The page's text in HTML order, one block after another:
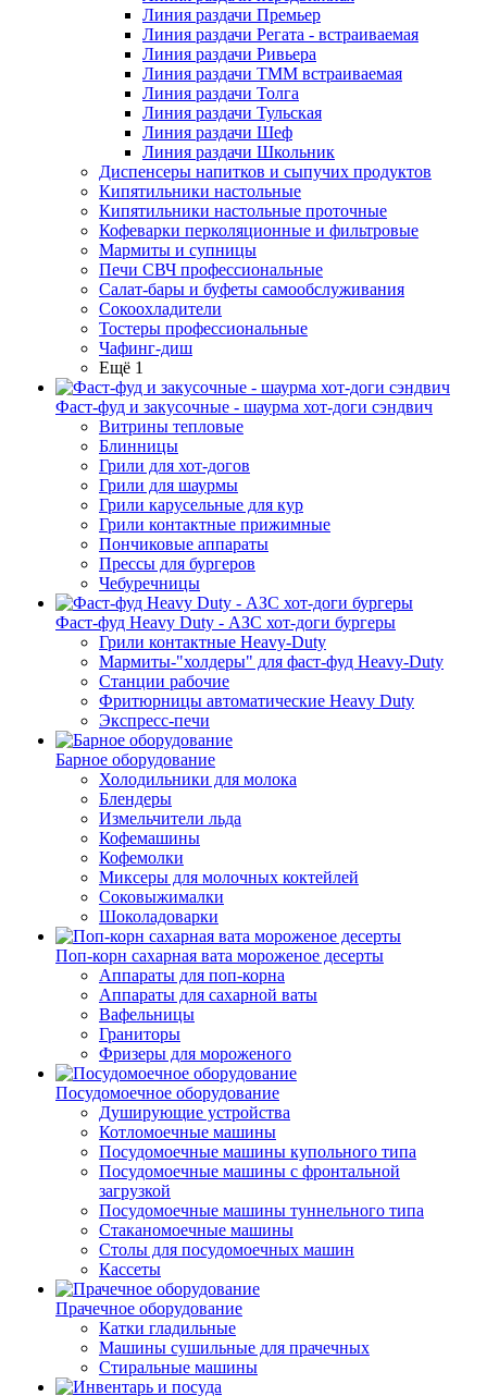
Линия раздачи Премьер
Линия раздачи Регата - встраиваемая
Линия раздачи Ривьера
Линия раздачи ТММ встраиваемая
Линия раздачи Толга
Линия раздачи Тульская
Линия раздачи Шеф
Линия раздачи Школьник
Диспенсеры напитков и сыпучих продуктов
Кипятильники настольные
Кипятильники настольные проточные
Кофеварки перколяционные и фильтровые
Мармиты и супницы
Печи СВЧ профессиональные
Салат-бары и буфеты самообслуживания
Сокоохладители
Тостеры профессиональные
Чафинг-диш
Ещё 1
Фаст-фуд и закусочные - шаурма хот-доги сэндвич
Витрины тепловые
Блинницы
Грили для хот-догов
Грили для шаурмы
Грили карусельные для кур
Грили контактные прижимные
Пончиковые аппараты
Прессы для бургеров
Чебуречницы
Фаст-фуд Heavy Duty - АЗС хот-доги бургеры
Грили контактные Heavy-Duty
Мармиты-"холдеры" для фаст-фуд Heavy-Duty
Станции рабочие
Фритюрницы автоматические Heavy Duty
Экспресс-печи
Барное оборудование
Холодильники для молока
Блендеры
Измельчители льда
Кофемашины
Кофемолки
Миксеры для молочных коктейлей
Соковыжималки
Шоколадоварки
Поп-корн сахарная вата мороженое десерты
Аппараты для поп-корна
Аппараты для сахарной ваты
Вафельницы
Граниторы
Фризеры для мороженого
Посудомоечное оборудование
Душирующие устройства
Котломоечные машины
Посудомоечные машины купольного типа
Посудомоечные машины с фронтальной
загрузкой
Посудомоечные машины туннельного типа
Стаканомоечные машины
Столы для посудомоечных машин
Кассеты
Прачечное оборудование
Катки гладильные
Машины сушильные для прачечных
Стиральные машины